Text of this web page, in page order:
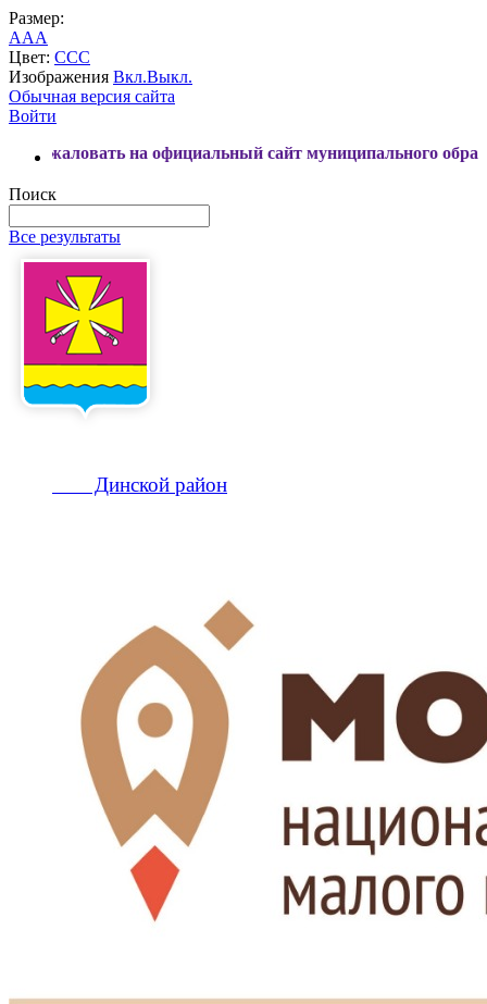
Размер:
AAA
Цвет: CCC
Изображения Вкл.Выкл.
Обычная версия сайта
Войти
на официальный сайт муниципального образования
Поиск
Все результаты
Динской район